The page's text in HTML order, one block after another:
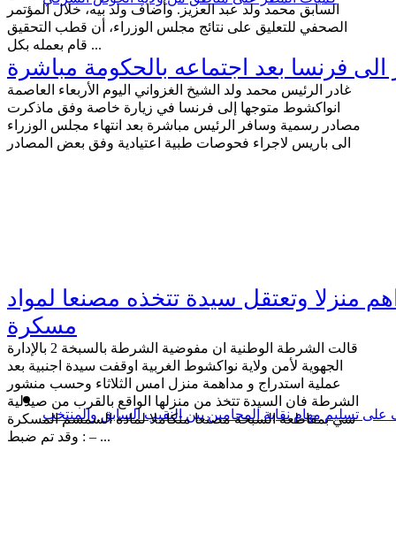
تسليم مهام نقابة المحامين بين النقيب السابق والمنتخب
السابق محمد ولد عبد العزيز. وأضاف ولد بيه، خلال المؤتمر
الصحفي للتعليق على نتائج مجلس الوزراء، أن قطب التحقيق
قام بعمله بكل ...
الى فرنسا بعد اجتماعه بالحكومة مباشرة
غادر الرئيس محمد ولد الشيخ الغزواني اليوم الأربعاء العاصمة
انواكشوط متوجها إلى فرنسا في زيارة خاصة وفق ماذكرت
مصادر رسمية وسافر الرئيس مباشرة بعد انتهاء مجلس الوزراء
الى باريس لاجراء فحوصات طبية اعتيادية وفق بعض المصادر
منزلا وتعتقل سيدة تتخذه مصنعا لمواد
مسكرة
قالت الشرطة الوطنية ان مفوضية الشرطة بالسبخة 2 بالإدارة
الجهوية لأمن ولاية نواكشوط الغربية اوقفت سيدة اجنبية بعد
عملية استدراج و مداهمة منزل امس الثلاثاء وحسب منشور
الشرطة فان السيدة تتخذ من منزلها الواقع بالقرب من صيدلية
سي بمقاطعة السبخة مصنعا متكاملا لمادة السمسم المسكرة
وقد تم ضبط : – ...